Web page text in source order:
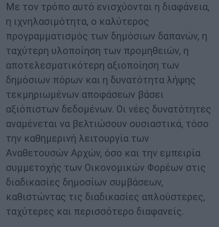
Με τον τρόπο αυτό ενισχύονται η διαφάνεια,
η ιχνηλασιμότητα, ο καλύτερος
προγραμματισμός των δημόσιων δαπανών, η
ταχύτερη υλοποίηση των προμηθειών, η
αποτελεσματικότερη αξιοποίηση των
δημόσιων πόρων και η δυνατότητα λήψης
τεκμηριωμένων αποφάσεων βάσει
αξιόπιστων δεδομένων. Οι νέες δυνατότητες
αναμένεται να βελτιώσουν ουσιαστικά, τόσο
την καθημερινή λειτουργία των
Αναθετουσών Αρχών, όσο και την εμπειρία
συμμετοχής των Οικονομικών Φορέων στις
διαδικασίες δημοσίων συμβάσεων,
καθιστώντας τις διαδικασίες απλούστερες,
ταχύτερες και περισσότερο διαφανείς.